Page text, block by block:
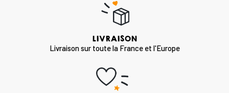
LIVRAISON
Livraison sur toute la France et l'Europe